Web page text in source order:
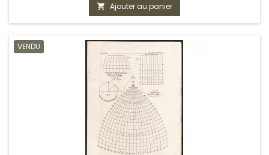
 Ajouter au panier
VENDU